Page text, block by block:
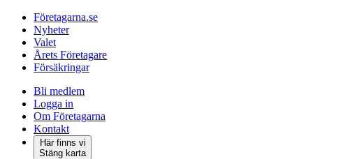
Företagarna.se
Nyheter
Valet
Årets Företagare
Försäkringar
Bli medlem
Logga in
Om Företagarna
Kontakt
Här finns vi
Stäng karta